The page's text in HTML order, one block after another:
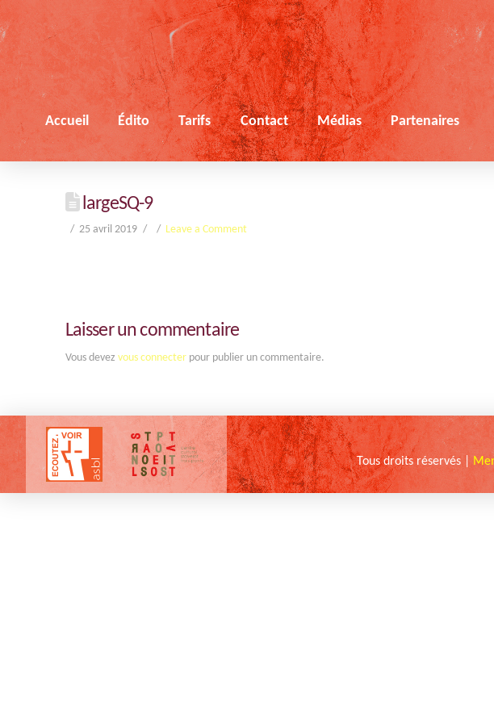
Accueil Édito Tarifs Contact Médias Partenaires
largeSQ-9
25 avril 2019 Leave a Comment
Laisser un commentaire
Vous devez vous connecterpour publier un commentaire.
Tous droits réservés |